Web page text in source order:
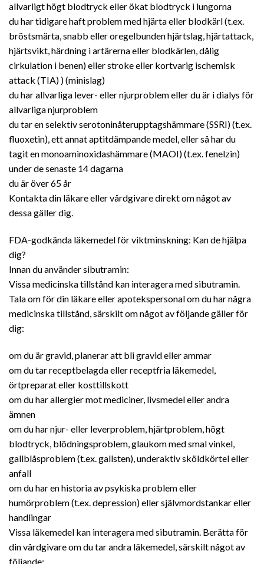
allvarligthögt blodtryck eller ökat blodtryck i lungorna
du har tidigare haft problem med hjärta eller blodkärl (t.ex.
bröstsmärta, snabb eller oregelbunden hjärtslag, hjärtattack,
hjärtsvikt, härdning i artärerna eller blodkärlen, dålig
cirkulation i benen) eller stroke eller kortvarig ischemisk
attack (TIA) ) (minislag)
du har allvarliga lever- eller njurproblem eller du är i dialys för
allvarliga njurproblem
du tar en selektiv serotoninåterupptagshämmare (SSRI) (t.ex.
fluoxetin), ett annat aptitdämpande medel, eller så har du
tagit en monoaminoxidashämmare (MAOI) (t.ex. fenelzin)
under de senaste 14 dagarna
du är över 65 år
Kontakta din läkare eller vårdgivare direkt om något av
dessa gäller dig.
FDA-godkända läkemedel för viktminskning: Kan de hjälpa
dig?
Innan du använder sibutramin:
Vissa medicinska tillstånd kan interagera med sibutramin.
Tala om för din läkare eller apotekspersonal om du har några
medicinska tillstånd, särskilt om något av följande gäller för
dig:
om du är gravid, planerar att bli gravid eller ammar
om du tar receptbelagda eller receptfria läkemedel,
örtpreparat eller kosttillskott
om du har allergier mot mediciner, livsmedel eller andra
ämnen
om du har njur- eller leverproblem, hjärtproblem, högt
blodtryck, blödningsproblem, glaukom med smal vinkel,
gallblåsproblem (t.ex. gallsten), underaktiv sköldkörtel eller
anfall
om du har en historia av psykiska problem eller
humörproblem (t.ex. depression) eller självmordstankar eller
handlingar
Vissa läkemedel kan interagera med sibutramin. Berätta för
din vårdgivare om du tar andra läkemedel, särskilt något av
följande: